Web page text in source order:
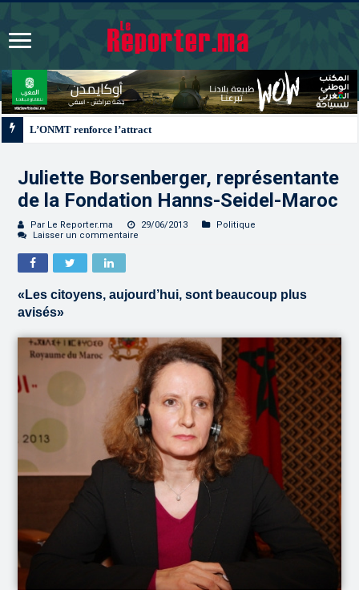
Juliette Borsenberger, représentante
de la Fondation Hanns-Seidel-Maroc
Par Le Reporter.ma 29/06/2013
Politique
Laisser un commentaire
«Les citoyens, aujourd’hui, sont beaucoup plus
avisés»